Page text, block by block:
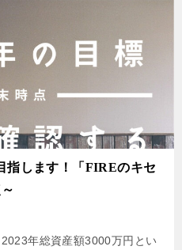
指します！「FIREのキセ
年総資産額3000万円とい